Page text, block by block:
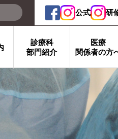
公式 研
入院のご
お見舞い
診療科
部門紹介
科
消化器外科
医療
関係者の方